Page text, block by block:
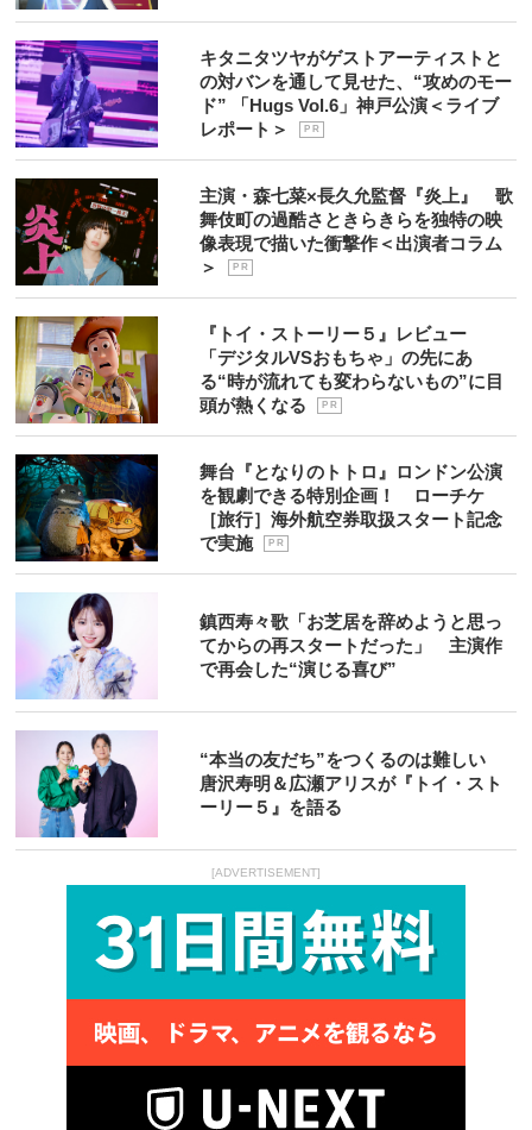
キタニタツヤがゲストアーティストと
の対バンを通して見せた、“攻めのモー
ド” 「Hugs Vol.6」神戸公演＜ライブ
レポート＞
P R
主演・森七菜×長久允監督『炎上』 歌
舞伎町の過酷さときらきらを独特の映
像表現で描いた衝撃作＜出演者コラム
＞
P R
『トイ・ストーリー５』レビュー
「デジタルVSおもちゃ」の先にあ
る“時が流れても変わらないもの”に目
頭が熱くなる
P R
舞台『となりのトトロ』ロンドン公演
を観劇できる特別企画！ ローチケ
［旅行］海外航空券取扱スタート記念
で実施
P R
鎮西寿々歌「お芝居を辞めようと思っ
てからの再スタートだった」 主演作
で再会した“演じる喜び”
“本当の友だち”をつくるのは難しい
唐沢寿明＆広瀬アリスが『トイ・スト
ーリー５』を語る
[ADVERTISEMENT]